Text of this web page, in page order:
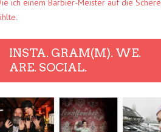
ich einem Barbier-Meister auf die
INSTA. GRAM(M). WE.
ARE. SOCIAL.